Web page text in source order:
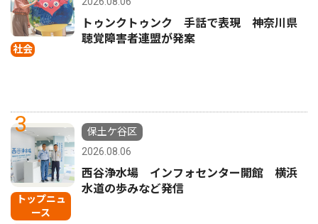
社会
トゥンクトゥンク 手話で表現 神奈川県
聴覚障害者連盟が発案
3
トップニュ
ース
保土ケ谷区
2026.08.06
西谷浄水場 インフォセンター開館 横浜
水道の歩みなど発信